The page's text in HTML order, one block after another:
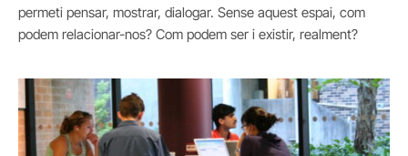
permeti pensar, mostrar, dialogar. Sense aquest espai, com
podem relacionar-nos? Com podem ser i existir, realment?